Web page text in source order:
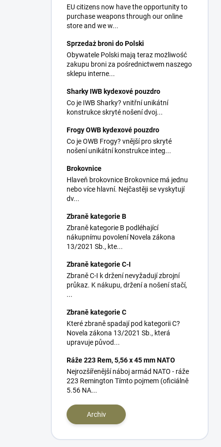
EU citizens now have the opportunity to
purchase weapons through our online
store and we w...
Sprzedaż broni do Polski
Obywatele Polski mają teraz możliwość
zakupu broni za pośrednictwem naszego
sklepu interne...
Sharky IWB kydexové pouzdro
Co je IWB Sharky? vnitřní unikátní
konstrukce skryté nošení dvoj...
Frogy OWB kydexové pouzdro
Co je OWB Frogy? vnější pro skryté
nošení unikátní konstrukce integ...
Brokovnice
Hlaveň brokovnice Brokovnice má jednu
nebo více hlavní. Nejčastěji se vyskytují
dv...
Zbraně kategorie B
Zbraně kategorie B podléhající
nákupnímu povolení Novela zákona
13/2021 Sb., kte...
Zbraně kategorie C-I
Zbraně C-I k držení nevyžadují zbrojní
průkaz. K nákupu, držení a nošení stačí,
...
Zbraně kategorie C
Které zbraně spadají pod kategorii C?
Novela zákona 13/2021 Sb., která
upravuje původ...
Ráže 223 Rem, 5,56 x 45 mm NATO
Nejrozšířenější náboj armád NATO - ráže
223 Remington Tímto pojmem (oficiálně
5.56 NA...
Archiv